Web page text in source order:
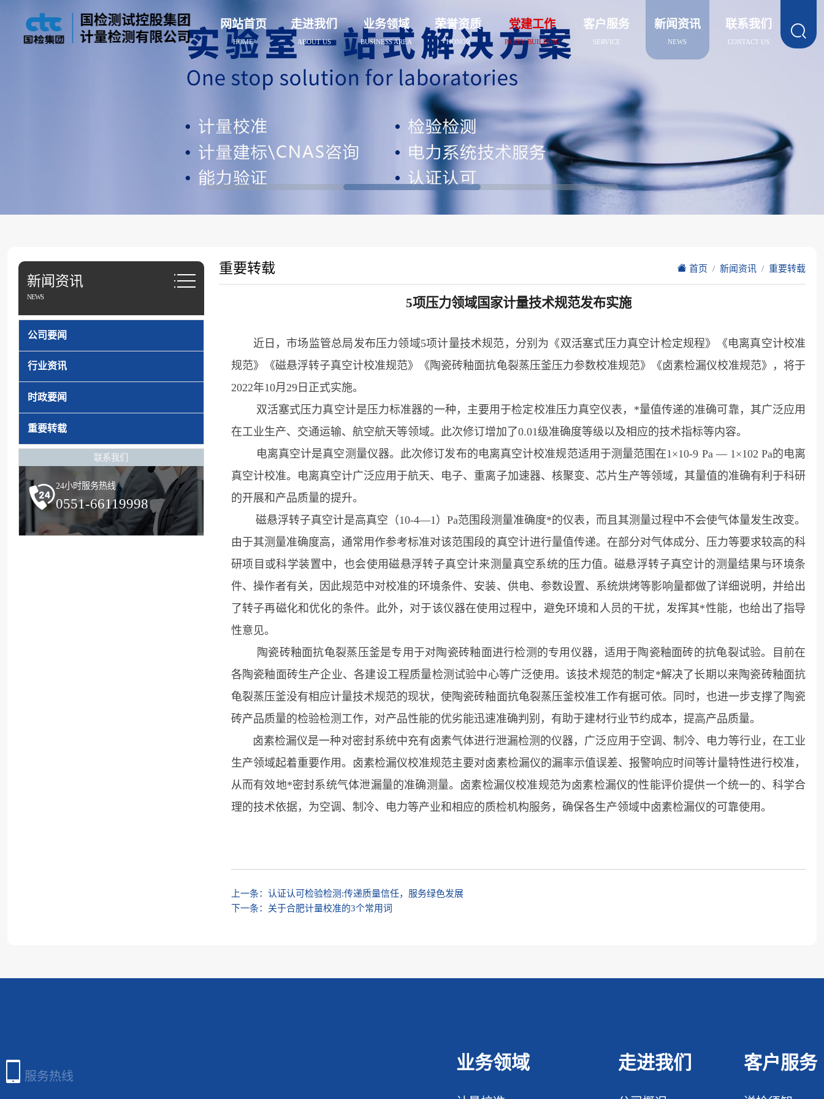
网站首页
HOME
走进我们
ABOUT US
业务领域
BUSINESS AREA
荣誉资质
HONOR
党建工作
PARTY BUILDING
客户服务
SERVICE
新闻资讯
NEWS
联系我们
CONTACT US

新闻资讯
NEWS
公司要闻
行业资讯
时政要闻
重要转载
联系我们
24小时服务热线
0551-66119998
重要转载 首页 新闻资讯 重要转载
5项压力领域国家计量技术规范发布实施
近日，市场监管总局发布压力领域5项计量技术规范，分别为《双活塞式压力真空计检定规程》《电离真空计校准
规范》《磁悬浮转子真空计校准规范》《陶瓷砖釉面抗龟裂蒸压釜压力参数校准规范》《卤素检漏仪校准规范》，将于
2022年10月29日正式实施。
双活塞式压力真空计是压力标准器的一种，主要用于检定校准压力真空仪表，*量值传递的准确可靠，其广泛应用
在工业生产、交通运输、航空航天等领域。此次修订增加了0.01级准确度等级以及相应的技术指标等内容。
电离真空计是真空测量仪器。此次修订发布的电离真空计校准规范适用于测量范围在1×10-9 Pa — 1×102 Pa的电离
真空计校准。电离真空计广泛应用于航天、电子、重离子加速器、核聚变、芯片生产等领域，其量值的准确有利于科研
的开展和产品质量的提升。
磁悬浮转子真空计是高真空（10-4—1）Pa范围段测量准确度*的仪表，而且其测量过程中不会使气体量发生改变。
由于其测量准确度高，通常用作参考标准对该范围段的真空计进行量值传递。在部分对气体成分、压力等要求较高的科
研项目或科学装置中，也会使用磁悬浮转子真空计来测量真空系统的压力值。磁悬浮转子真空计的测量结果与环境条
件、操作者有关，因此规范中对校准的环境条件、安装、供电、参数设置、系统烘烤等影响量都做了详细说明，并给出
了转子再磁化和优化的条件。此外，对于该仪器在使用过程中，避免环境和人员的干扰，发挥其*性能，也给出了指导
性意见。
陶瓷砖釉面抗龟裂蒸压釜是专用于对陶瓷砖釉面进行检测的专用仪器，适用于陶瓷釉面砖的抗龟裂试验。目前在
各陶瓷釉面砖生产企业、各建设工程质量检测试验中心等广泛使用。该技术规范的制定*解决了长期以来陶瓷砖釉面抗
龟裂蒸压釜没有相应计量技术规范的现状，使陶瓷砖釉面抗龟裂蒸压釜校准工作有据可依。同时，也进一步支撑了陶瓷
砖产品质量的检验检测工作，对产品性能的优劣能迅速准确判别，有助于建材行业节约成本，提高产品质量。
卤素检漏仪是一种对密封系统中充有卤素气体进行泄漏检测的仪器，广泛应用于空调、制冷、电力等行业，在工业
生产领域起着重要作用。卤素检漏仪校准规范主要对卤素检漏仪的漏率示值误差、报警响应时间等计量特性进行校准，
从而有效地*密封系统气体泄漏量的准确测量。卤素检漏仪校准规范为卤素检漏仪的性能评价提供一个统一的、科学合
理的技术依据，为空调、制冷、电力等产业和相应的质检机构服务，确保各生产领域中卤素检漏仪的可靠使用。
上一条： 认证认可检验检测:传递质量信任，服务绿色发展
下一条： 关于合肥计量校准的3个常用词
服务热线
业务领域 走进我们 客户服务